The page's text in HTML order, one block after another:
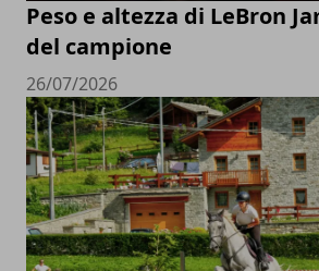
Peso e altezza di LeBron
del campione
26/07/2026